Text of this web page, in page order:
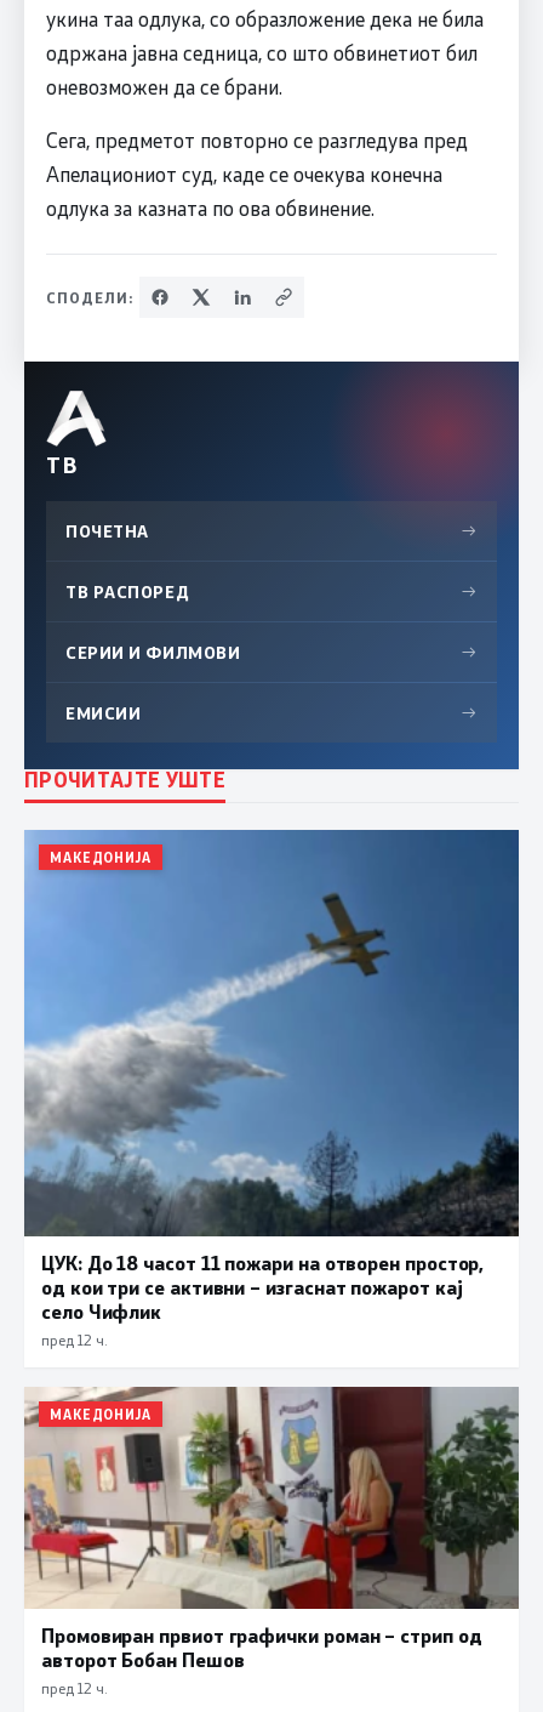
укина таа одлука, со образложение дека не била
одржана јавна седница, со што обвинетиот бил
оневозможен да се брани.
Сега, предметот повторно се разгледува пред
Апелациониот суд, каде се очекува конечна
одлука за казната по ова обвинение.
СПОДЕЛИ:
ТВ
ПОЧЕТНА →
ТВ РАСПОРЕД →
СЕРИИ И ФИЛМОВИ →
ЕМИСИИ →
ПРОЧИТАЈТЕ УШТЕ
МАКЕДОНИЈА
ЦУК: До 18 часот 11 пожари на отворен простор,
од кои три се активни – изгаснат пожарот кај
село Чифлик
пред 12 ч.
МАКЕДОНИЈА
Промовиран првиот графички роман – стрип од
авторот Бобан Пешов
пред 12 ч.